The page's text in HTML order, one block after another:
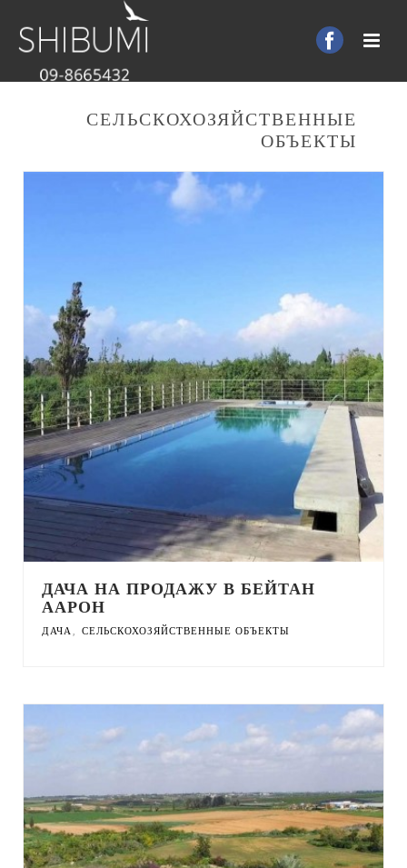
СЕЛЬСКОХОЗЯЙСТВЕННЫЕ
ОБЪЕКТЫ
ДАЧА НА ПРОДАЖУ В БЕЙТАН
ААРОН
ДАЧА, СЕЛЬСКОХОЗЯЙСТВЕННЫЕ ОБЪЕКТЫ